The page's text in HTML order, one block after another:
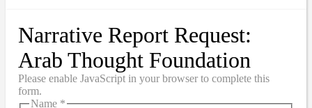
Narrative Report Request:
Arab Thought Foundation
Please enable JavaScript in your browser to complete this
form.
Name *